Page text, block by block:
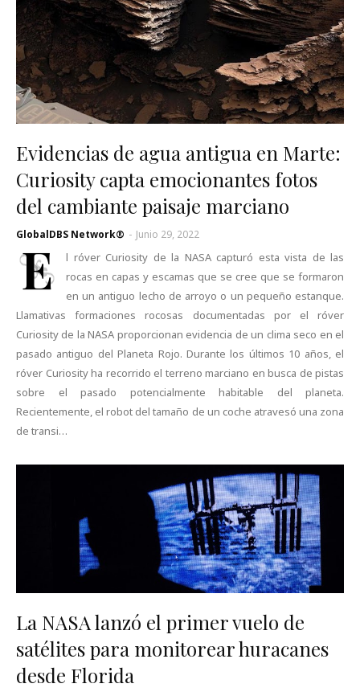
Evidencias de agua antigua en Marte:
Curiosity capta emocionantes fotos
del cambiante paisaje marciano
GlobalDBS Network® - Junio 29, 2022
E
l róver Curiosity de la NASA capturó esta vista de las
rocas en capas y escamas que se cree que se formaron
en un antiguo lecho de arroyo o un pequeño estanque.
Llamativas formaciones rocosas documentadas por el róver
Curiosity de la NASA proporcionan evidencia de un clima seco en el
pasado antiguo del Planeta Rojo. Durante los últimos 10 años, el
róver Curiosity ha recorrido el terreno marciano en busca de pistas
sobre el pasado potencialmente habitable del planeta.
Recientemente, el robot del tamaño de un coche atravesó una zona
de transi…
La NASA lanzó el primer vuelo de
satélites para monitorear huracanes
desde Florida